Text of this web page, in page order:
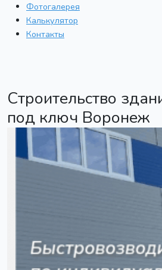
Фотогалерея
Калькулятор
Контакты
Строительство
под ключ Воронеж